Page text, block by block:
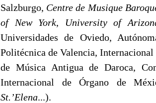
Salzburgo, Centre de Musique
of New York, University of
Universidades de Oviedo,
Politécnica de Valencia,
de Música Antigua de Daroca,
Internacional de Órgano de
St.’Elena...).